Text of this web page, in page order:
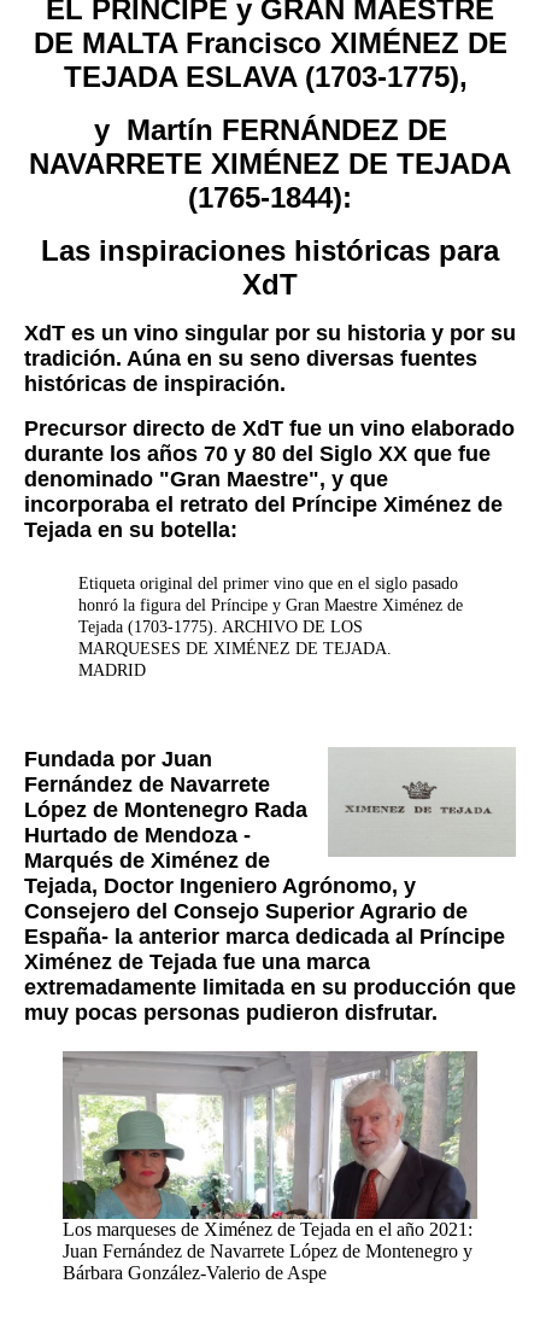
EL PRÍNCIPE y GRAN MAESTRE
DE MALTA Francisco XIMÉNEZ DE
TEJADA ESLAVA (1703-1775),
y Martín FERNÁNDEZ DE
NAVARRETE XIMÉNEZ DE TEJADA
(1765-1844):
Las inspiraciones históricas para
XdT
XdT es un vino singular por su historia y por su
tradición. Aúna en su seno diversas fuentes
históricas de inspiración.
Precursor directo de XdT fue un vino elaborado
durante los años 70 y 80 del Siglo XX que fue
denominado "Gran Maestre", y que
incorporaba el retrato del Príncipe Ximénez de
Tejada en su botella:
Etiqueta original del primer vino que en el siglo pasado
honró la figura del Príncipe y Gran Maestre Ximénez de
Tejada (1703-1775). ARCHIVO DE LOS
MARQUESES DE XIMÉNEZ DE TEJADA.
MADRID
Fundada por Juan
Fernández de Navarrete
López de Montenegro Rada
Hurtado de Mendoza -
Marqués de Ximénez de
Tejada, Doctor Ingeniero Agrónomo, y
Consejero del Consejo Superior Agrario de
España- la anterior marca dedicada al Príncipe
Ximénez de Tejada fue una marca
extremadamente limitada en su producción que
muy pocas personas pudieron disfrutar.
Los marqueses de Ximénez de Tejada en el año 2021:
Juan Fernández de Navarrete López de Montenegro y
Bárbara González-Valerio de Aspe